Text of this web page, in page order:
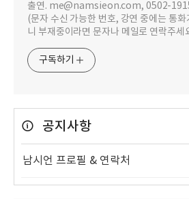
출연. me@namsieon.com, 0502-
(문자 수신 가능한 번호, 강연 중에는 통화
니 부재중이라면 문자나 메일로 연락주세
구독하기
공지사항
남시언 프로필 & 연락처